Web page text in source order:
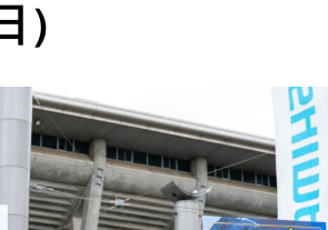
）